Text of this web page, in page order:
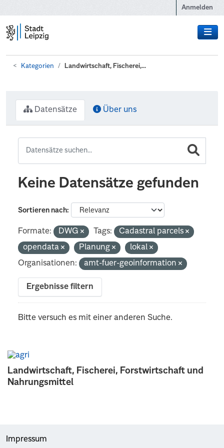
Anmelden
Kategorien Landwirtschaft, Fischerei,...
Landwirtschaft, Fischerei, Forstwirtschaft und
Nahrungsmittel
Datensätze Über uns
Keine Datensätze gefunden
Sortieren nach
Formate: DWG Tags:
Cadastral parcels
opendata
Planung
lokal
Organisationen:
amt-fuer-geoinformation
Ergebnisse filtern
Bitte versuch es mit einer anderen Suche.
Impressum